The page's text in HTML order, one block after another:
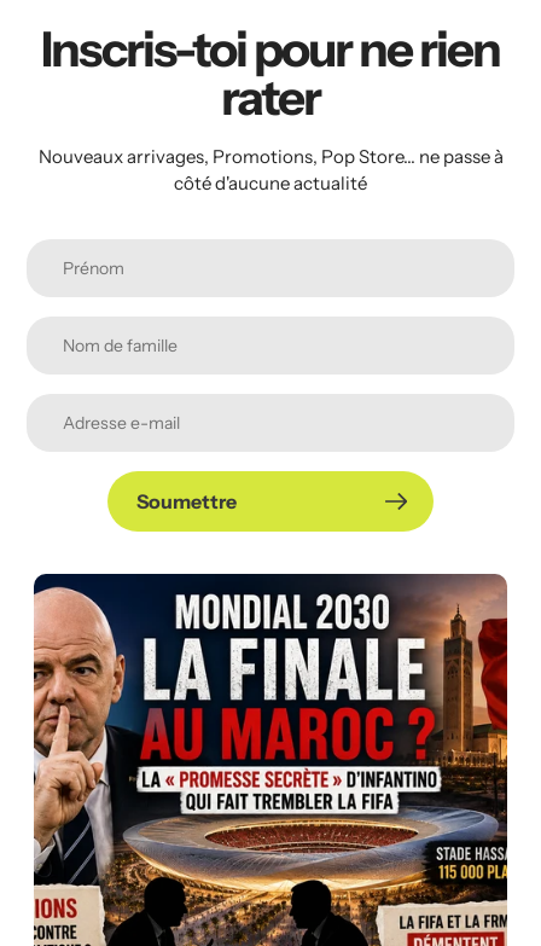
Inscris-toi pour ne rien
rater
Nouveaux arrivages, Promotions, Pop Store... ne passe à
côté d'aucune actualité
Soumettre